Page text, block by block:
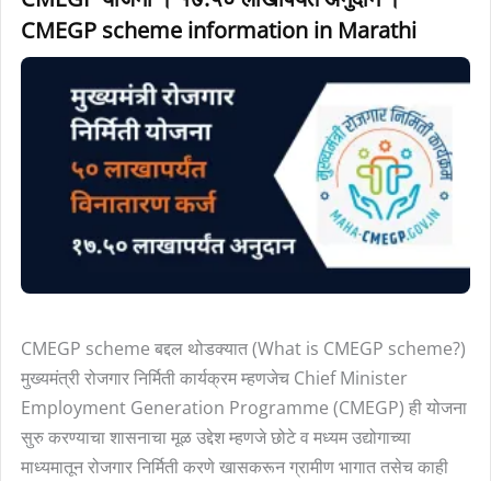
CMEGP scheme information in Marathi
CMEGP scheme बद्दल थोडक्यात (What is CMEGP scheme?)
मुख्यमंत्री रोजगार निर्मिती कार्यक्रम म्हणजेच Chief Minister
Employment Generation Programme (CMEGP) ही योजना
सुरु करण्याचा शासनाचा मूळ उद्देश म्हणजे छोटे व मध्यम उद्योगाच्या
माध्यमातून रोजगार निर्मिती करणे खासकरून ग्रामीण भागात तसेच काही
योजना
।
१७.५०
लाखापर्यंत
अनुदान
CMEGP
information
in